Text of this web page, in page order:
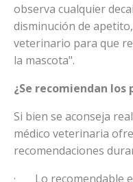
observa cualquier
disminución de
veterinario para que
la mascota".
¿Se recomiendan los
Si bien se aconseja
médico veterinaria
recomendaciones
· Lo recomendable